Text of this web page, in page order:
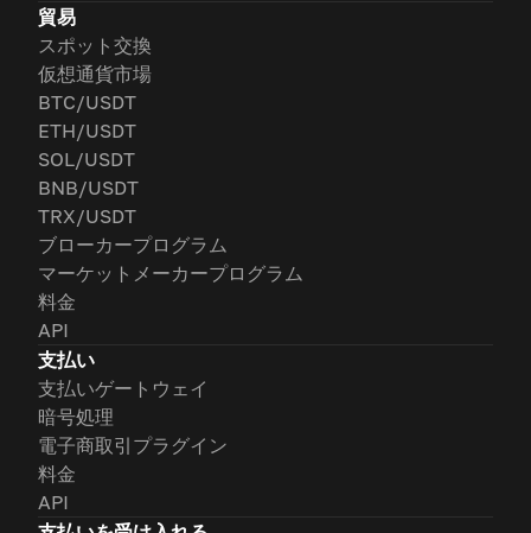
貿易
スポット交換
仮想通貨市場
BTC/USDT
ETH/USDT
SOL/USDT
BNB/USDT
TRX/USDT
ブローカープログラム
マーケットメーカープログラム
料金
API
支払い
支払いゲートウェイ
暗号処理
電子商取引プラグイン
料金
API